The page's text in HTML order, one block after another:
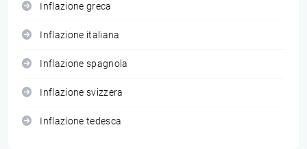
Inflazione greca
Inflazione italiana
Inflazione spagnola
Inflazione svizzera
Inflazione tedesca